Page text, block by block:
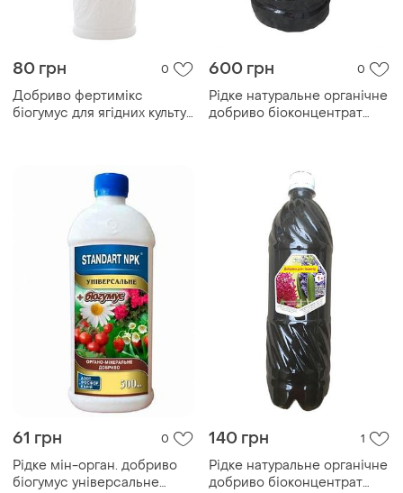
80 грн 0
Добриво фертимікс
біогумус для ягідних культур
600 грн 0
Рідке натуральне органічне
добриво біоконцентрат
61 грн 0
Рідке мін-орган. добриво
біогумус універсальне
140 грн 1
Рідке натуральне органічне
добриво біоконцентрат